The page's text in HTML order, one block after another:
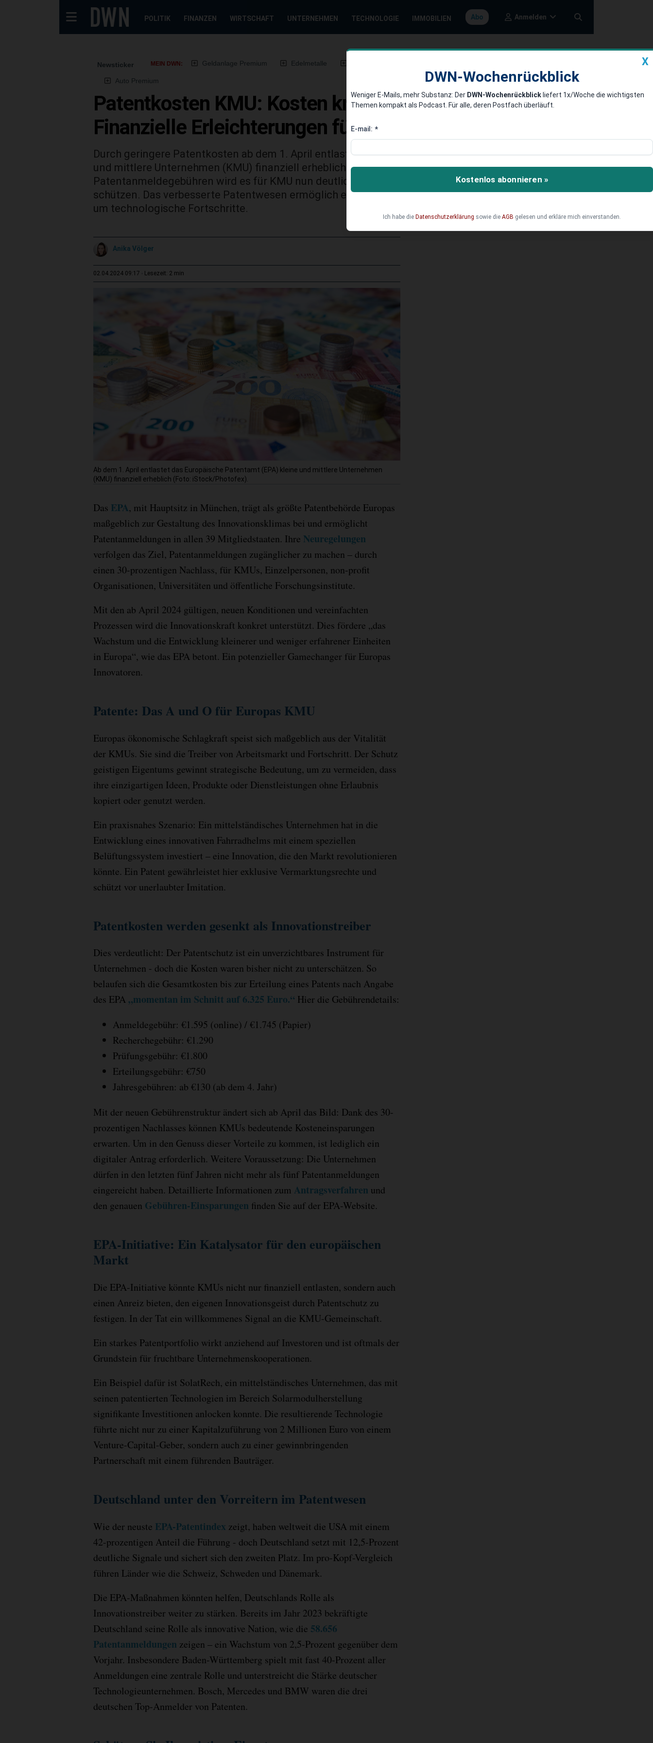
POLITIK FINANZEN WIRTSCHAFT UNTERNEHMEN TECHNOLOGIE IMMOBILIEN Abo Anmelden
Newsticker MEIN DWN: Geldanlage Premium Edelmetalle
Auto Premium
Patentkosten KMU: Kosten kräftig gesenkt-
Finanzielle Erleichterungen für KMU im Patentwesen
Durch geringere Patentkosten ab dem 1. April entlastet das Europäische Patentamt (EPA) kleine
und mittlere Unternehmen (KMU) finanziell erheblich. Mit einem Nachlass von 30 Prozent auf die
Patentanmeldegebühren wird es für KMU nun deutlich erschwinglicher, ihre Erfindungen zu
schützen. Das verbesserte Patentwesen ermöglich einen entscheidender Vorteil im Wettbewerb
um technologische Fortschritte.
Anika Völger
02.04.2024 09:17 Lesezeit: 2 min
Ab dem 1. April entlastet das Europäische Patentamt (EPA) kleine und mittlere Unternehmen
(KMU) finanziell erheblich (Foto: iStock/Photofex).
Das EPA, mit Hauptsitz in München, trägt als größte Patentbehörde Europas
maßgeblich zur Gestaltung des Innovationsklimas bei und ermöglicht
Patentanmeldungen in allen 39 Mitgliedstaaten. Ihre Neuregelungen
verfolgen das Ziel, Patentanmeldungen zugänglicher zu machen – durch
einen 30-prozentigen Nachlass, für KMUs, Einzelpersonen, non-profit
Organisationen, Universitäten und öffentliche Forschungsinstitute.
Mit den ab April 2024 gültigen, neuen Konditionen und vereinfachten
Prozessen wird die Innovationskraft konkret unterstützt. Dies fördere „das
Wachstum und die Entwicklung kleinerer und weniger erfahrener Einheiten
in Europa“, wie das EPA betont. Ein potenzieller Gamechanger für Europas
Innovatoren.
Patente: Das A und O für Europas KMU
Europas ökonomische Schlagkraft speist sich maßgeblich aus der Vitalität
der KMUs. Sie sind die Treiber von Arbeitsmarkt und Fortschritt. Der Schutz
geistigen Eigentums gewinnt strategische Bedeutung, um zu vermeiden, dass
ihre einzigartigen Ideen, Produkte oder Dienstleistungen ohne Erlaubnis
kopiert oder genutzt werden.
Ein praxisnahes Szenario: Ein mittelständisches Unternehmen hat in die
Entwicklung eines innovativen Fahrradhelms mit einem speziellen
Belüftungssystem investiert – eine Innovation, die den Markt revolutionieren
könnte. Ein Patent gewährleistet hier exklusive Vermarktungsrechte und
schützt vor unerlaubter Imitation.
Patentkosten werden gesenkt als Innovationstreiber
Dies verdeutlicht: Der Patentschutz ist ein unverzichtbares Instrument für
Unternehmen - doch die Kosten waren bisher nicht zu unterschätzen. So
belaufen sich die Gesamtkosten bis zur Erteilung eines Patents nach Angabe
des EPA „momentan im Schnitt auf 6.325 Euro.“ Hier die Gebührendetails:
Anmeldegebühr: €1.595 (online) / €1.745 (Papier)
Recherchegebühr: €1.290
Prüfungsgebühr: €1.800
Erteilungsgebühr: €750
Jahresgebühren: ab €130 (ab dem 4. Jahr)
Mit der neuen Gebührenstruktur ändert sich ab April das Bild: Dank des 30-
prozentigen Nachlasses können KMUs bedeutende Kosteneinsparungen
erwarten. Um in den Genuss dieser Vorteile zu kommen, ist lediglich ein
digitaler Antrag erforderlich. Weitere Voraussetzung: Die Unternehmen
dürfen in den letzten fünf Jahren nicht mehr als fünf Patentanmeldungen
eingereicht haben. Detaillierte Informationen zum Antragsverfahren und
den genauen Gebühren-Einsparungen finden Sie auf der EPA-Website.
EPA-Initiative: Ein Katalysator für den europäischen
Markt
Die EPA-Initiative könnte KMUs nicht nur finanziell entlasten, sondern auch
einen Anreiz bieten, den eigenen Innovationsgeist durch Patentschutz zu
festigen. In der Tat ein willkommenes Signal an die KMU-Gemeinschaft.
Ein starkes Patentportfolio wirkt anziehend auf Investoren und ist oftmals der
Grundstein für fruchtbare Unternehmenskooperationen.
Ein Beispiel dafür ist SolatRech, ein mittelständisches Unternehmen, das mit
seinen patentierten Technologien im Bereich Solarmodulherstellung
signifikante Investitionen anlocken konnte. Die resultierende Technologie
führte nicht nur zu einer Kapitalzuführung von 2 Millionen Euro von einem
Venture-Capital-Geber, sondern auch zu einer gewinnbringenden
Partnerschaft mit einem führenden Bauträger.
Deutschland unter den Vorreitern im Patentwesen
Wie der neuste EPA-Patentindex zeigt, haben weltweit die USA mit einem
42-prozentigen Anteil die Führung - doch Deutschland setzt mit 12,5-Prozent
deutliche Signale und sichert sich den zweiten Platz. Im pro-Kopf-Vergleich
führen Länder wie die Schweiz, Schweden und Dänemark.
Die EPA-Maßnahmen könnten helfen, Deutschlands Rolle als
Innovationstreiber weiter zu stärken. Bereits im Jahr 2023 bekräftigte
Deutschland seine Rolle als innovative Nation, wie die 58.656
Patentanmeldungen zeigen – ein Wachstum von 2,5-Prozent gegenüber dem
Vorjahr. Insbesondere Baden-Württemberg spielt mit fast 40-Prozent aller
Anmeldungen eine zentrale Rolle und unterstreicht die Stärke deutscher
Technologieunternehmen. Bosch, Mercedes und BMW waren die drei
deutschen Top-Anmelder von Patenten.
X
DWN-Wochenrückblick
Weniger E-Mails, mehr Substanz: Der DWN-Wochenrückblick liefert 1x/Woche die wichtigsten
Themen kompakt als Podcast. Für alle, deren Postfach überläuft.
E-mail: *
Kostenlos abonnieren »
Ich habe die Datenschutzerklärung sowie die AGB gelesen und erkläre mich einverstanden.